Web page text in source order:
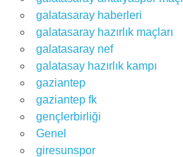
galatasaray haberleri
galatasaray hazırlık maçları
galatasaray nef
galatasay hazırlık kampı
gaziantep
gaziantep fk
gençlerbirliği
Genel
giresunspor